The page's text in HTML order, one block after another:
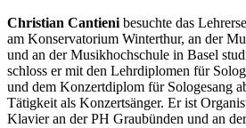
Christian Cantieni besuchte das
am Konservatorium Winterthur, an der
und an der Musikhochschule in Basel
schloss er mit den Lehrdiplomen für
und dem Konzertdiplom für Sologesang
Tätigkeit als Konzertsänger. Er ist
Klavier an der PH Graubünden und an